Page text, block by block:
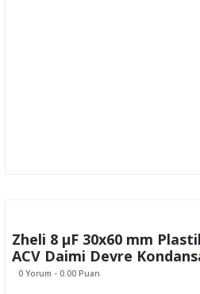
Zheli 8 µF 30x60 mm
ACV Daimi Devre
0 Yorum - 0.00 Puan